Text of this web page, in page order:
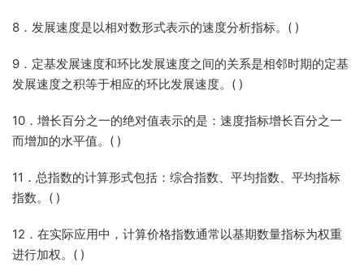
8．发展速度是以相对数形式表示的速度分析指标。( )
9．定基发展速度和环比发展速度之间的关系是相邻时期的定基
发展速度之积等于相应的环比发展速度。( )
10．增长百分之一的绝对值表示的是：速度指标增长百分之一
而增加的水平值。( )
11．总指数的计算形式包括：综合指数、平均指数、平均指标
指数。( )
12．在实际应用中，计算价格指数通常以基期数量指标为权重
进行加权。( )